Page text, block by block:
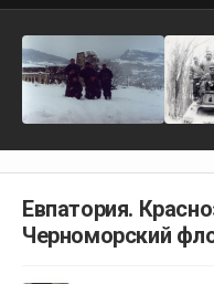
Евпатория.
Черноморский